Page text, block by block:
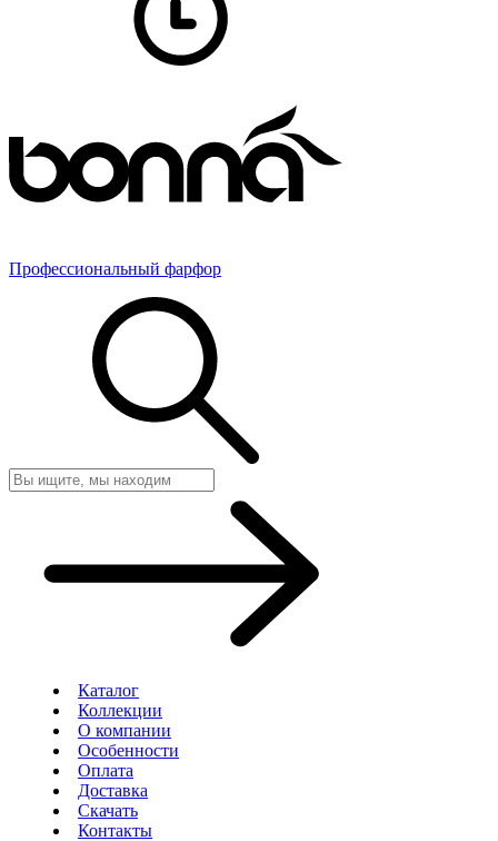
Профессиональный фарфор
Каталог
Коллекции
О компании
Особенности
Оплата
Доставка
Скачать
Контакты